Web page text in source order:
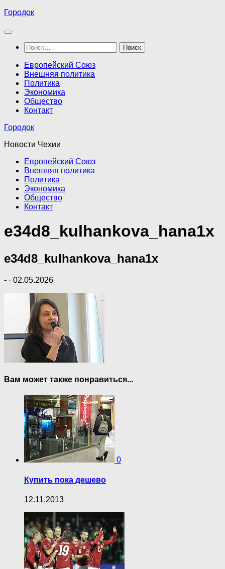
Перейти
содержимому
Городок
Найти:
Европейский Союз
Внешняя политика
Политика
Экономика
Общество
Контакт
Городок
Новости Чехии
Европейский Союз
Внешняя политика
Политика
Экономика
Общество
Контакт
e34d8_kulhankova_hana1x
e34d8_kulhankova_hana1x
- · 02.05.2026
Вам может также понравиться...
0
Купить пока дешево
12.11.2013